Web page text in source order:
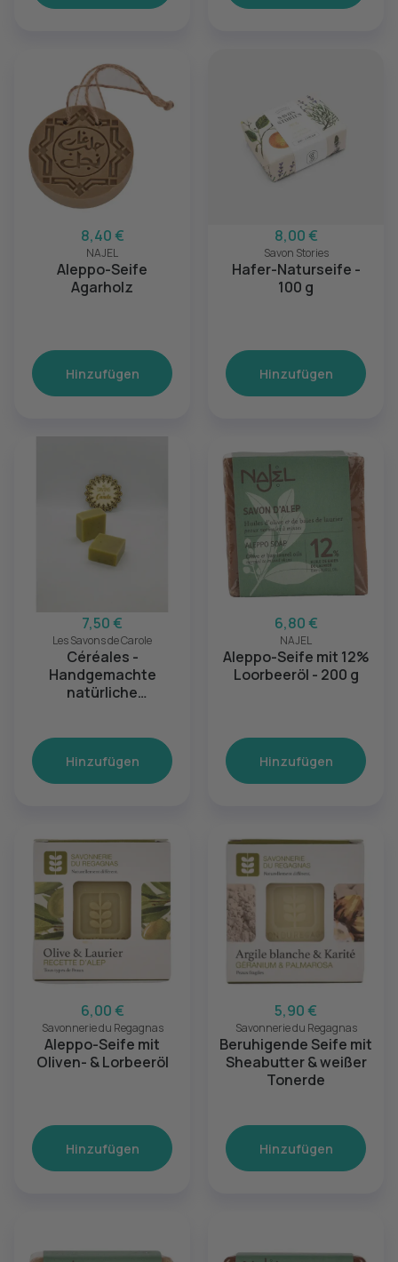
8,40 €
NAJEL
Aleppo-Seife
Agarholz
Hinzufügen
8,00 €
Savon Stories
Hafer-Naturseife -
100 g
Hinzufügen
7,50 €
Les Savons de Carole
Céréales -
Handgemachte
natürliche
Hinzufügen
6,80 €
NAJEL
Aleppo-Seife mit 12%
Loorbeeröl - 200 g
Hinzufügen
6,00 €
Savonnerie du Regagnas
Aleppo-Seife mit
Oliven- & Lorbeeröl
Hinzufügen
5,90 €
Savonnerie du Regagnas
Beruhigende Seife mit
Sheabutter & weißer
Tonerde
Hinzufügen